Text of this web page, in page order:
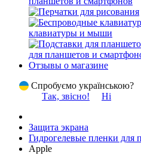
клавиатуры и мыши
для планшетов и
Отзывы о магазине
Спробуємо українською?
Так, звісно!
Ні
Защита экрана
Гидрогелевые пленки для
Apple